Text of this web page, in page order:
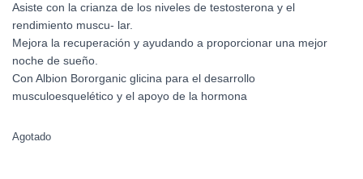
Asiste con la crianza de los niveles de testosterona y el
rendimiento muscu- lar.
Mejora la recuperación y ayudando a proporcionar una mejor
noche de sueño.
Con Albion Bororganic glicina para el desarrollo
musculoesquelético y el apoyo de la hormona
Agotado